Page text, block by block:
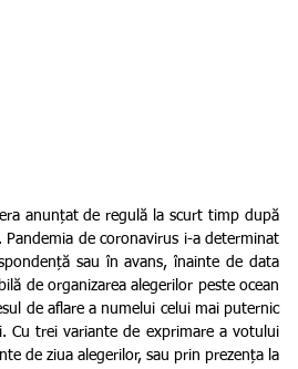
de coronavirus i-a determinat
sau în avans, înainte de data
de organizarea alegerilor peste ocean
de aflare a numelui celui mai puternic
Cu trei variante de exprimare a votului
de ziua alegerilor, sau prin prezența la